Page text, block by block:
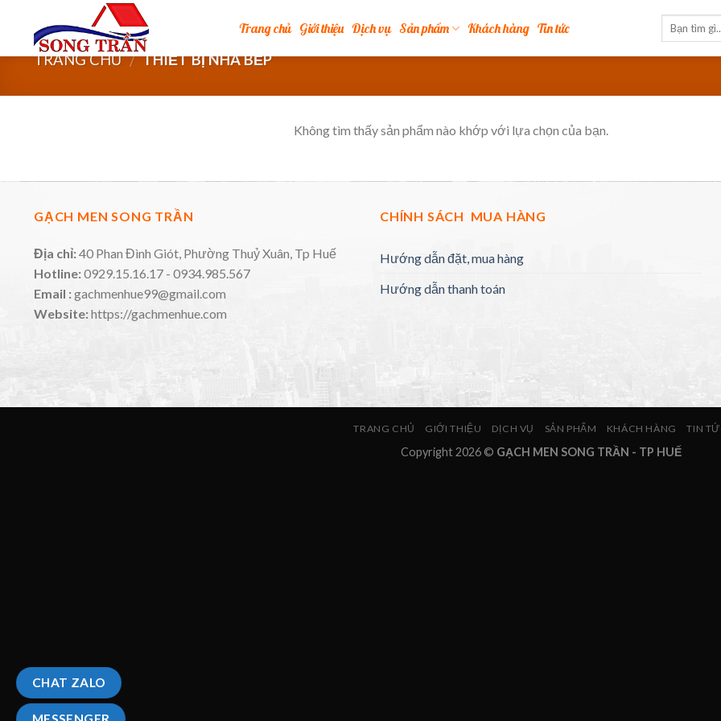
content
Trang chủ Giới thiệu Dịch vụ Sản phẩm Khách hàng Tin tức
TRANG CHỦ / THIẾT BỊ NHÀ BẾP
Không tìm thấy sản phẩm nào khớp với lựa chọn của bạn.
GẠCH MEN SONG TRẦN
Địa chỉ:40 Phan Đình Giót, Phường Thuỷ Xuân, Tp Huế
Hotline:0929.15.16.17 - 0934.985.567
Email :gachmenhue99@gmail.com
Website:https://gachmenhue.com
CHÍNH SÁCH MUA HÀNG
Hướng dẫn đặt, mua hàng
Hướng dẫn thanh toán
TRANG CHỦ GIỚI THIỆU DỊCH VỤ SẢN PHẨM KHÁCH HÀNG TIN
Copyright 2026 © GẠCH MEN SONG TRẦN - TP HUẾ
CHAT ZALO